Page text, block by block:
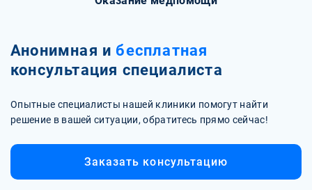
Анонимная и бесплатная
консультация специалиста
Опытные специалисты нашей клиники помогут найти
решение в вашей ситуации, обратитесь прямо сейчас!
Заказать консультацию